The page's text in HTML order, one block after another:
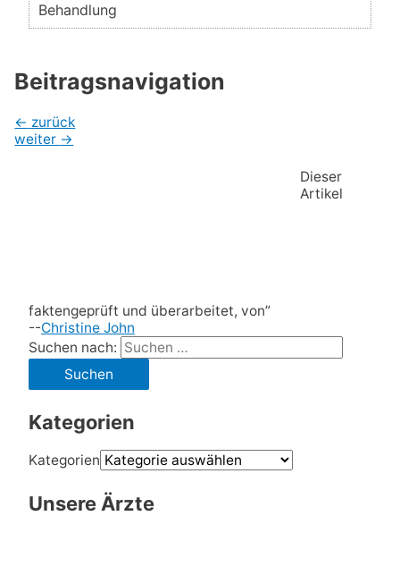
Behandlung
Beitragsnavigation
← zurück
weiter →
Dieser
Artikel
faktengeprüft und überarbeitet, von”
--Christine John
Suchen nach:
Kategorien
Kategorien
Unsere Ärzte